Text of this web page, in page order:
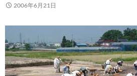
2006年6月21日